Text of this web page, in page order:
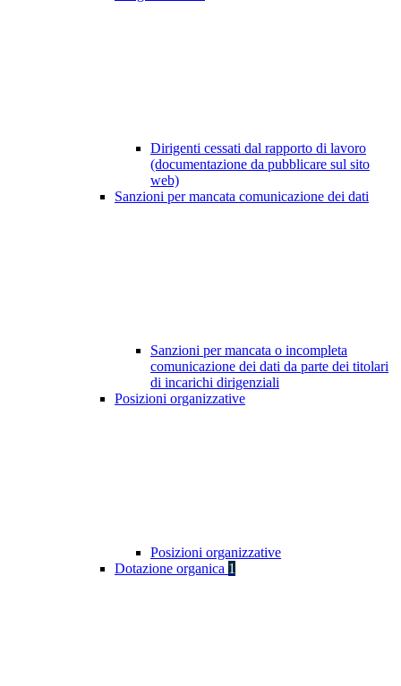
Dirigenti cessati dal rapporto di lavoro
(documentazione da pubblicare sul sito
web)
Sanzioni per mancata comunicazione dei dati
Sanzioni per mancata o incompleta
comunicazione dei dati da parte dei titolari
di incarichi dirigenziali
Posizioni organizzative
Posizioni organizzative
Dotazione organica 1